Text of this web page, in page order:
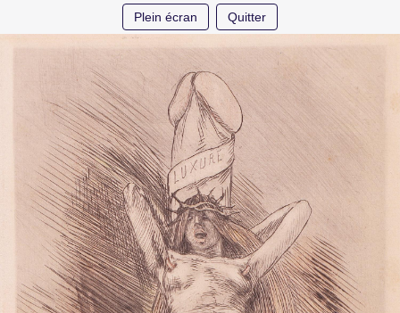
Plein écran Quitter